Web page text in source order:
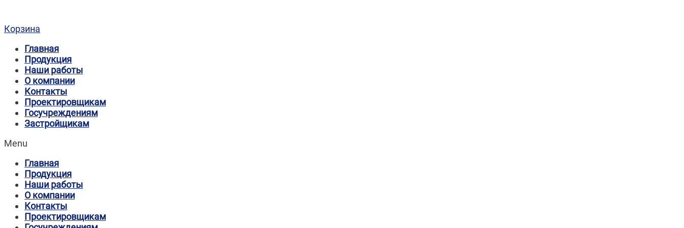
Корзина
Главная
Продукция
Наши работы
О компании
Контакты
Проектировщикам
Госучреждениям
Застройщикам
Menu
Главная
Продукция
Наши работы
О компании
Контакты
Проектировщикам